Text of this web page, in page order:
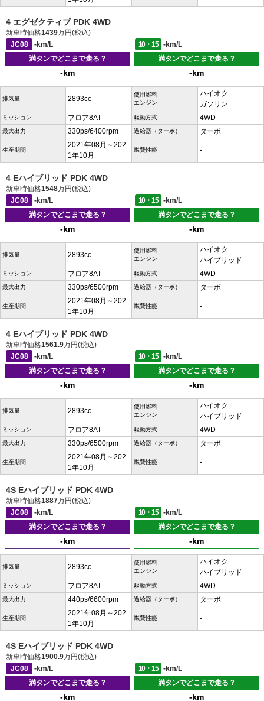
4 エグゼクティブ PDK 4WD
新車時価格1439万円(税込)
JC08
-km/L 10・15
-km/L
満タンでどこまで走る？
-km
満タンでどこまで走る？
-km
排気量 2893cc
使用燃料
エンジン
ハイオク
ガソリン
ミッション フロア8AT 駆動方式 4WD
最大出力 330ps/6400rpm 過給器（ターボ） ターボ
生産期間
2021年08月～202
1年10月
燃費性能 -
4 Eハイブリッド PDK 4WD
新車時価格1548万円(税込)
JC08
-km/L 10・15
-km/L
満タンでどこまで走る？
-km
満タンでどこまで走る？
-km
排気量 2893cc
使用燃料
エンジン
ハイオク
ハイブリッド
ミッション フロア8AT 駆動方式 4WD
最大出力 330ps/6500rpm 過給器（ターボ） ターボ
生産期間
2021年08月～202
1年10月
燃費性能 -
4 Eハイブリッド PDK 4WD
新車時価格1561.9万円(税込)
JC08
-km/L 10・15
-km/L
満タンでどこまで走る？
-km
満タンでどこまで走る？
-km
排気量 2893cc
使用燃料
エンジン
ハイオク
ハイブリッド
ミッション フロア8AT 駆動方式 4WD
最大出力 330ps/6500rpm 過給器（ターボ） ターボ
生産期間
2021年08月～202
1年10月
燃費性能 -
4S Eハイブリッド PDK 4WD
新車時価格1887万円(税込)
JC08
-km/L 10・15
-km/L
満タンでどこまで走る？
-km
満タンでどこまで走る？
-km
排気量 2893cc
使用燃料
エンジン
ハイオク
ハイブリッド
ミッション フロア8AT 駆動方式 4WD
最大出力 440ps/6600rpm 過給器（ターボ） ターボ
生産期間
2021年08月～202
1年10月
燃費性能 -
4S Eハイブリッド PDK 4WD
新車時価格1900.9万円(税込)
JC08
-km/L 10・15
-km/L
満タンでどこまで走る？
-km
満タンでどこまで走る？
-km